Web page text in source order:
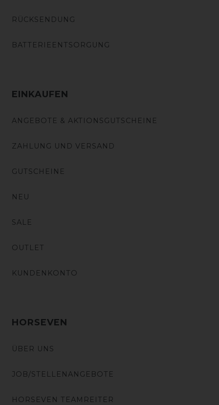
RÜCKSENDUNG
BATTERIEENTSORGUNG
EINKAUFEN
ANGEBOTE & AKTIONSGUTSCHEINE
ZAHLUNG UND VERSAND
GUTSCHEINE
NEU
SALE
OUTLET
KUNDENKONTO
HORSEVEN
ÜBER UNS
JOB/STELLENANGEBOTE
HORSEVEN TEAMREITER